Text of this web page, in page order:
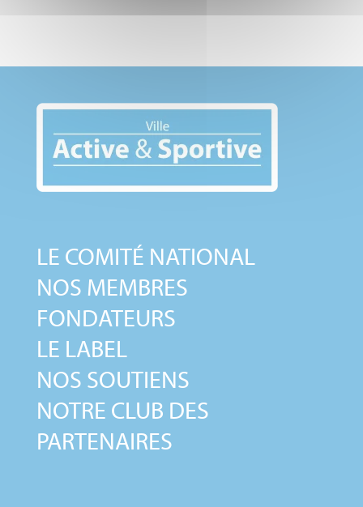
LE COMITÉ NATIONAL
NOS MEMBRES
FONDATEURS
LE LABEL
NOS SOUTIENS
NOTRE CLUB DES
PARTENAIRES